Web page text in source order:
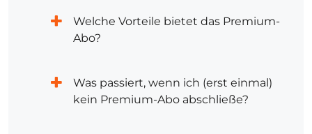
Welche Vorteile bietet das Premium-
Abo?
Was passiert, wenn ich (erst einmal)
kein Premium-Abo abschließe?